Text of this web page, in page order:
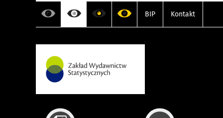
BIP Kontakt